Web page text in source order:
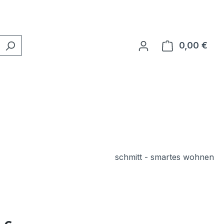
0,00 €
schmitt - smartes wohnen